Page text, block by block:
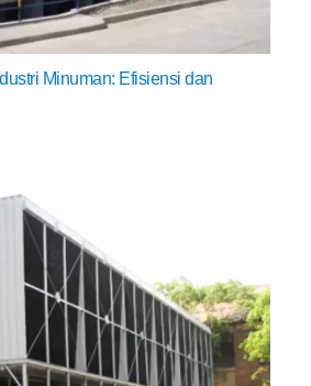
Minuman: Efisiensi dan